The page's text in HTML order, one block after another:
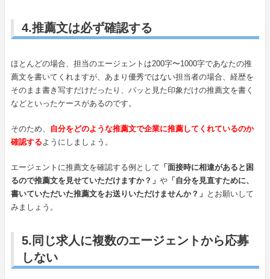
4.推薦文は必ず確認する
ほとんどの場合、担当のエージェントは200字〜1000字であなたの推
薦文を書いてくれますが、あまり優秀ではない担当者の場合、経歴を
そのまま書き写すだけだったり、パッと見た印象だけの推薦文を書く
などといったケースがあるのです。
そのため、 自分をどのような推薦文で企業に推薦してくれているのか
確認するようにしましょう。
エージェントに推薦文を確認する例として 「面接時に相違があると困
るので推薦文を見せていただけますか？」 や「自分を見直すために、
書いていただいた推薦文をお送りいただけませんか？」 とお願いして
みましょう。
5.同じ求人に複数のエージェントから応募
しない